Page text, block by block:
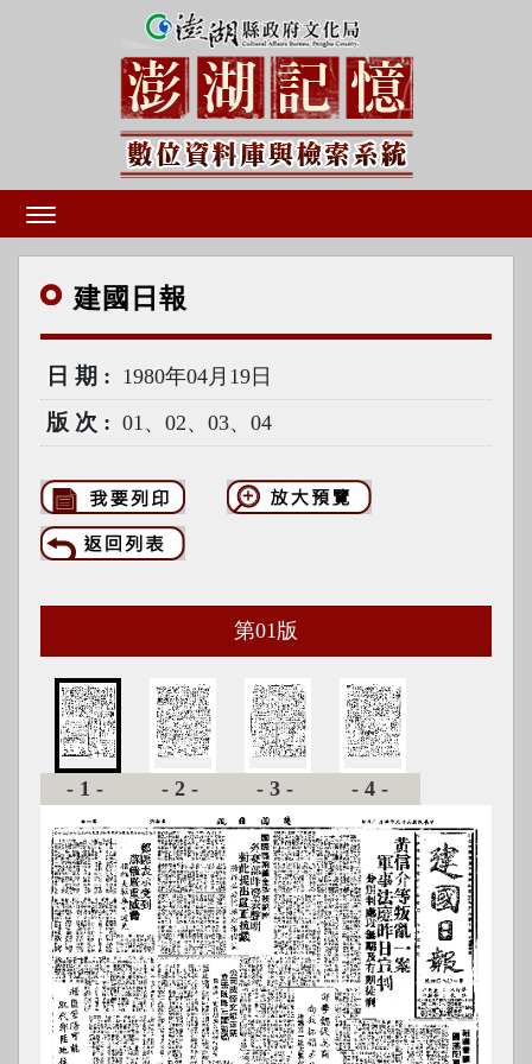
建國 日報
日期 1980年04月19日
版次 01、02、03、04
第01 版
-1- -2- -3- -4-